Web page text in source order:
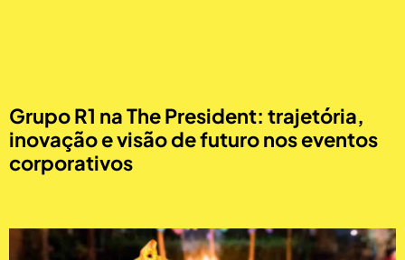
Grupo R1 na The President: trajetória,
inovação e visão de futuro nos eventos
corporativos